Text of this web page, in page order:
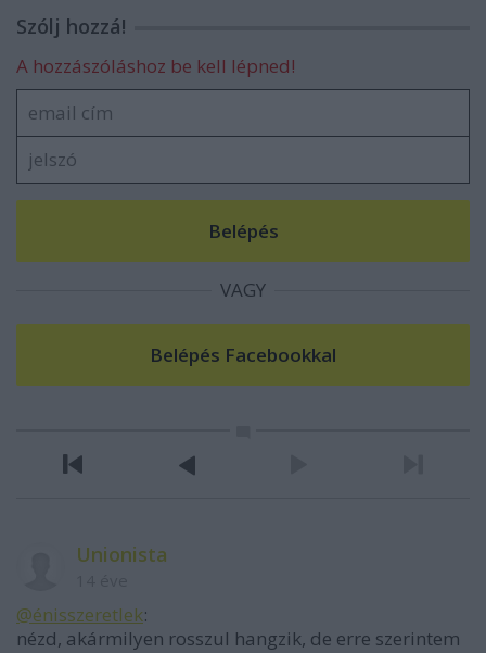
Szólj hozzá!
A hozzászóláshoz be kell lépned!
VAGY
Unionista
@énisszeretlek:
nézd, akármilyen rosszul hangzik, de erre szerintem